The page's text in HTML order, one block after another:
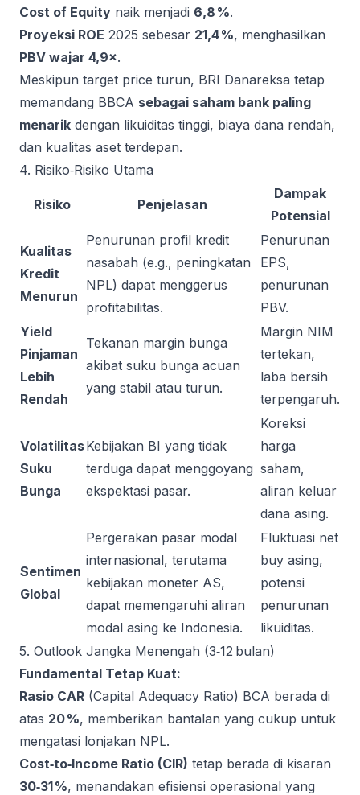
Cost of Equity naik menjadi 6,8 %.
Proyeksi ROE 2025 sebesar 21,4 %, menghasilkan
PBV wajar 4,9×.
Meskipun target price turun, BRI Danareksa tetap
memandang BBCA sebagai saham bank paling
menarik dengan likuiditas tinggi, biaya dana rendah,
dan kualitas aset terdepan.
4. Risiko‑Risiko Utama
Risiko Penjelasan
Dampak
Potensial
Kualitas
Kredit
Menurun
Penurunan profil kredit
nasabah (e.g., peningkatan
NPL) dapat menggerus
profitabilitas.
Penurunan
EPS,
penurunan
PBV.
Yield
Pinjaman
Lebih
Rendah
Tekanan margin bunga
akibat suku bunga acuan
yang stabil atau turun.
Margin NIM
tertekan,
laba bersih
terpengaruh.
Volatilitas
Suku
Bunga
Kebijakan BI yang tidak
terduga dapat menggoyang
ekspektasi pasar.
Koreksi
harga
saham,
aliran keluar
dana asing.
Sentimen
Global
Pergerakan pasar modal
internasional, terutama
kebijakan moneter AS,
dapat memengaruhi aliran
modal asing ke Indonesia.
Fluktuasi net
buy asing,
potensi
penurunan
likuiditas.
5. Outlook Jangka Menengah (3‑12 bulan)
Fundamental Tetap Kuat:
Rasio CAR (Capital Adequacy Ratio) BCA berada di
atas 20 %, memberikan bantalan yang cukup untuk
mengatasi lonjakan NPL.
Cost‑to‑Income Ratio (CIR) tetap berada di kisaran
30‑31 %, menandakan efisiensi operasional yang